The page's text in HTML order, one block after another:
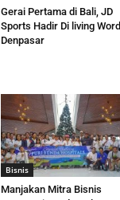
Gerai Pertama di Bali, JD
Sports Hadir Di living Word
Denpasar
Bisnis
Manjakan Mitra Bisnis